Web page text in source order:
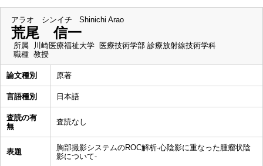
アラオ シンイチ Shinichi Arao
荒尾 信一
所属
川崎医療福祉大学 医療技術学部 診療放射線技術学科
職種 教授
論文種別 原著
言語種別 日本語
査読の有
無
査読なし
表題
胸部撮影システムのROC解析-心陰影に重なった腫瘤状陰
影について-